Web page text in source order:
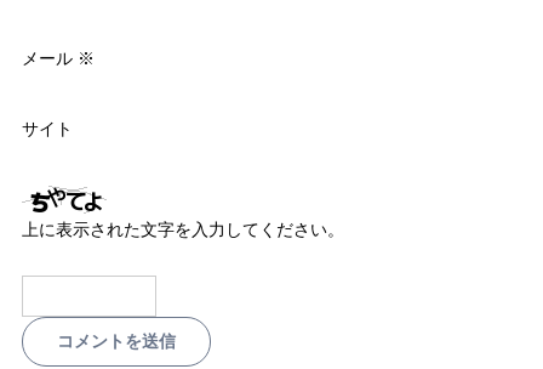
メール ※
サイト
上に表示された文字を入力してください。